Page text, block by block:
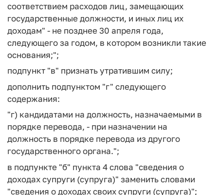
соответствием расходов лиц, замещающих
государственные должности, и иных лиц их
доходам" - не позднее 30 апреля года,
следующего за годом, в котором возникли такие
основания;";
подпункт "в" признать утратившим силу;
дополнить подпунктом "г" следующего
содержания:
"г) кандидатами на должность, назначаемыми в
порядке перевода, - при назначении на
должность в порядке перевода из другого
государственного органа.";
в подпункте "б" пункта 4 слова "сведения о
доходах супруги (супруга)" заменить словами
"сведения о доходах своих супруги (супруга)";